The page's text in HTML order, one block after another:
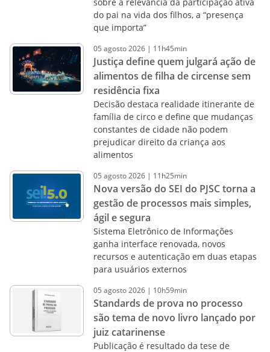
do pai na vida dos filhos, a “presença
que importa”
05 agosto2026 | 11h45min
Justiça define quem julgará ação de
alimentos de filha de circense sem
residência fixa
Decisão destaca realidade itinerante de
família de circo e define que mudanças
constantes de cidade não podem
prejudicar direito da criança aos
alimentos
05 agosto2026 | 11h25min
Nova versão do SEI do PJSC torna a
gestão de processos mais simples,
ágil e segura
Sistema Eletrônico de Informações
ganha interface renovada, novos
recursos e autenticação em duas etapas
para usuários externos
05 agosto2026 | 10h59min
Standards de prova no processo
são tema de novo livro lançado por
juiz catarinense
Publicação é resultado da tese de